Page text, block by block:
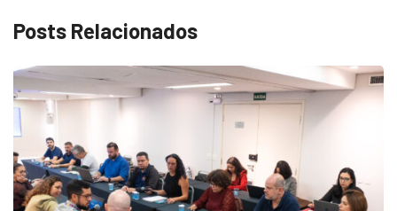
Posts Relacionados